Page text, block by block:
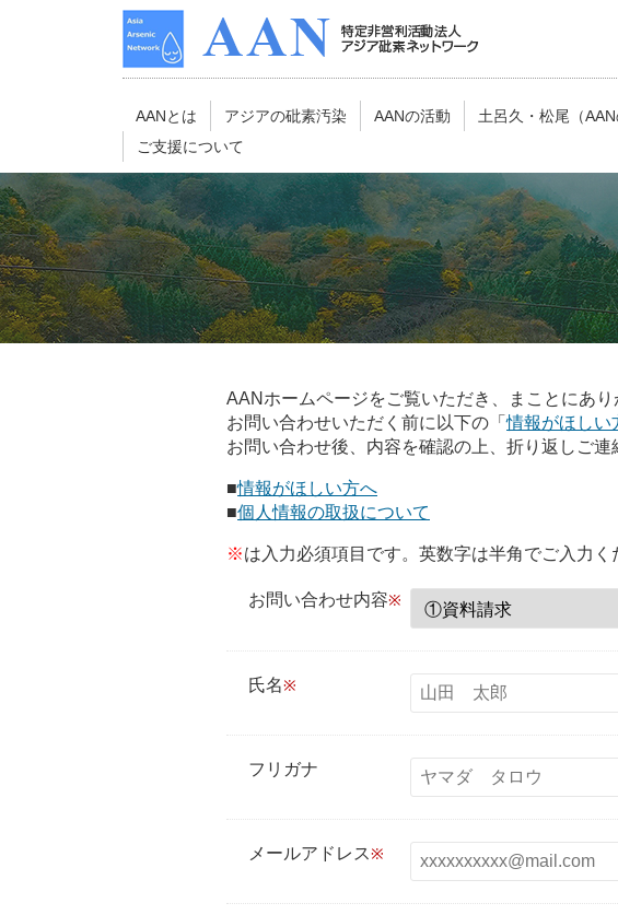
AANとは アジアの砒素汚染 AANの活動 土呂久・松尾（AAN
ご支援について
AANホームページをご覧いただき、まことにあり
お問い合わせいただく前に以下の「情報がほしい
お問い合わせ後、内容を確認の上、折り返しご連
■情報がほしい方へ
■個人情報の取扱について
※は入力必須項目です。英数字は半角でご入力く
お問い合わせ内容
氏名
フリガナ
メールアドレス